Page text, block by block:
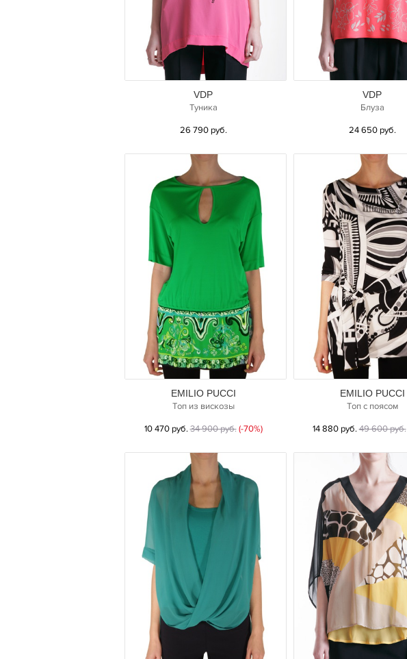
VDP
Туника
26 790 руб.
VDP
Блуза
24 650 руб.
EMILIO PUCCI
Топ из вискозы
10 470 руб.34 900 руб. (-70%)
EMILIO PUCCI
Топ с поясом
14 880 руб.49 600 руб.